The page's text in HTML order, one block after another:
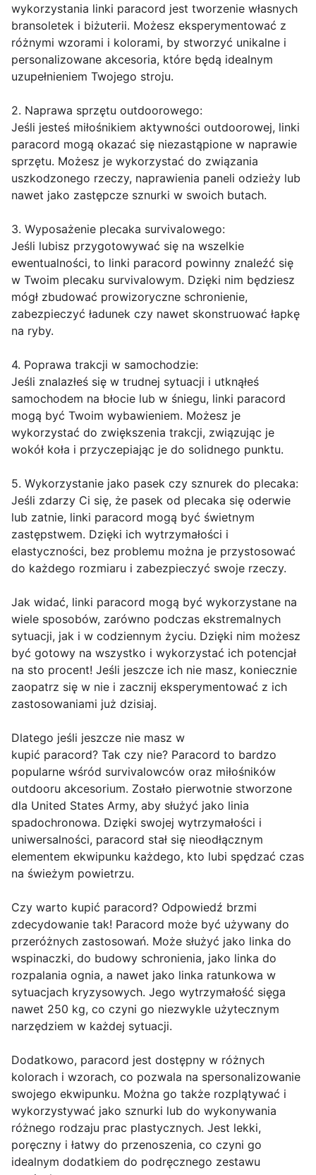
wykorzystania linki paracord jest tworzenie własnych
bransoletek i biżuterii. Możesz eksperymentować z
różnymi wzorami i kolorami, by stworzyć unikalne i
personalizowane akcesoria, które będą idealnym
uzupełnieniem Twojego stroju.
2. Naprawa sprzętu outdoorowego:
Jeśli jesteś miłośnikiem aktywności outdoorowej, linki
paracord mogą okazać się niezastąpione w naprawie
sprzętu. Możesz je wykorzystać do związania
uszkodzonego rzeczy, naprawienia paneli odzieży lub
nawet jako zastępcze sznurki w swoich butach.
3. Wyposażenie plecaka survivalowego:
Jeśli lubisz przygotowywać się na wszelkie
ewentualności, to linki paracord powinny znaleźć się
w Twoim plecaku survivalowym. Dzięki nim będziesz
mógł zbudować prowizoryczne schronienie,
zabezpieczyć ładunek czy nawet skonstruować łapkę
na ryby.
4. Poprawa trakcji w samochodzie:
Jeśli znalazłeś się w trudnej sytuacji i utknąłeś
samochodem na błocie lub w śniegu, linki paracord
mogą być Twoim wybawieniem. Możesz je
wykorzystać do zwiększenia trakcji, związując je
wokół koła i przyczepiając je do solidnego punktu.
5. Wykorzystanie jako pasek czy sznurek do plecaka:
Jeśli zdarzy Ci się, że pasek od plecaka się oderwie
lub zatnie, linki paracord mogą być świetnym
zastępstwem. Dzięki ich wytrzymałości i
elastyczności, bez problemu można je przystosować
do każdego rozmiaru i zabezpieczyć swoje rzeczy.
Jak widać, linki paracord mogą być wykorzystane na
wiele sposobów, zarówno podczas ekstremalnych
sytuacji, jak i w codziennym życiu. Dzięki nim możesz
być gotowy na wszystko i wykorzystać ich potencjał
na sto procent! Jeśli jeszcze ich nie masz, koniecznie
zaopatrz się w nie i zacznij eksperymentować z ich
zastosowaniami już dzisiaj.
Dlatego jeśli jeszcze nie masz w
kupić paracord? Tak czy nie? Paracord to bardzo
popularne wśród survivalowców oraz miłośników
outdooru akcesorium. Zostało pierwotnie stworzone
dla United States Army, aby służyć jako linia
spadochronowa. Dzięki swojej wytrzymałości i
uniwersalności, paracord stał się nieodłącznym
elementem ekwipunku każdego, kto lubi spędzać czas
na świeżym powietrzu.
Czy warto kupić paracord? Odpowiedź brzmi
zdecydowanie tak! Paracord może być używany do
przeróżnych zastosowań. Może służyć jako linka do
wspinaczki, do budowy schronienia, jako linka do
rozpalania ognia, a nawet jako linka ratunkowa w
sytuacjach kryzysowych. Jego wytrzymałość sięga
nawet 250 kg, co czyni go niezwykle użytecznym
narzędziem w każdej sytuacji.
Dodatkowo, paracord jest dostępny w różnych
kolorach i wzorach, co pozwala na spersonalizowanie
swojego ekwipunku. Można go także rozplątywać i
wykorzystywać jako sznurki lub do wykonywania
różnego rodzaju prac plastycznych. Jest lekki,
poręczny i łatwy do przenoszenia, co czyni go
idealnym dodatkiem do podręcznego zestawu